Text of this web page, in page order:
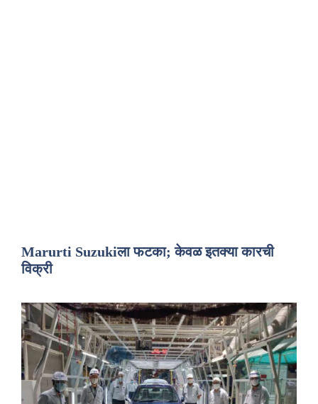
Marurti Suzukiला फटका; केवळ इतक्या कारची
विक्री